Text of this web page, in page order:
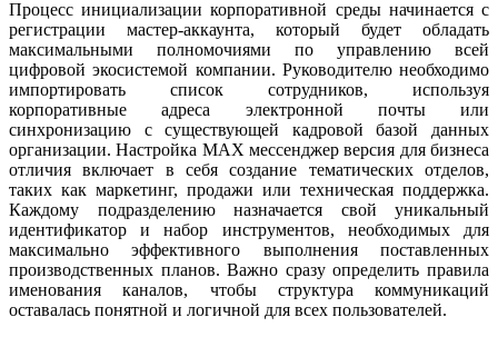
Процесс инициализации корпоративной среды начинается с
регистрации мастер-аккаунта, который будет обладать
максимальными полномочиями по управлению всей
цифровой экосистемой компании. Руководителю необходимо
импортировать список сотрудников, используя
корпоративные адреса электронной почты или
синхронизацию с существующей кадровой базой данных
организации. Настройка MAX мессенджер версия для бизнеса
отличия включает в себя создание тематических отделов,
таких как маркетинг, продажи или техническая поддержка.
Каждому подразделению назначается свой уникальный
идентификатор и набор инструментов, необходимых для
максимально эффективного выполнения поставленных
производственных планов. Важно сразу определить правила
именования каналов, чтобы структура коммуникаций
оставалась понятной и логичной для всех пользователей.